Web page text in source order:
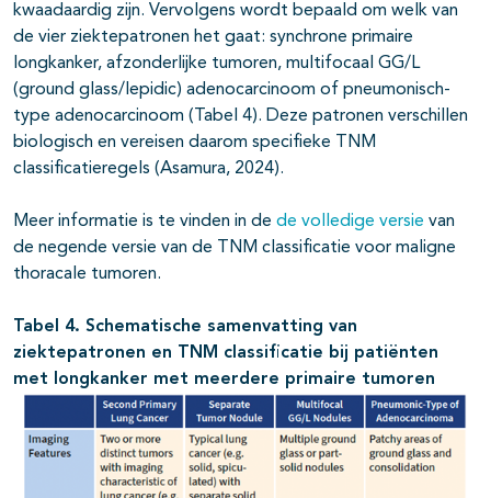
kwaadaardig zijn. Vervolgens wordt bepaald om welk van
de vier ziektepatronen het gaat: synchrone primaire
longkanker, afzonderlijke tumoren, multifocaal GG/L
(ground glass/lepidic) adenocarcinoom of pneumonisch-
type adenocarcinoom (Tabel 4). Deze patronen verschillen
biologisch en vereisen daarom specifieke TNM
classificatieregels (Asamura, 2024).
Meer informatie is te vinden in de de volledige versie van
de negende versie van de TNM classificatie voor maligne
thoracale tumoren.
Tabel 4. Schematische samenvatting van
ziektepatronen en TNM classificatie bij patiënten
met longkanker met meerdere primaire tumoren